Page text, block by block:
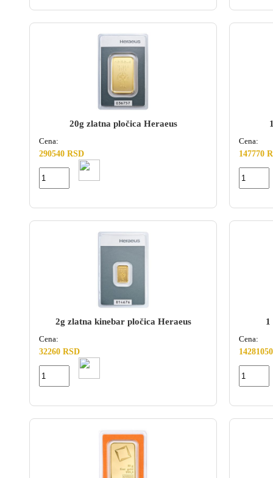
20g zlatna pločica Heraeus
Cena:
290540 RSD
Cena:
147770
2g zlatna kinebar pločica Heraeus
Cena:
32260 RSD
1
Cena: